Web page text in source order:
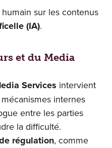
sur les contenus
(IA).
et du Media
Services intervient
internes
entre les parties
la difficulté.
régulation, comme